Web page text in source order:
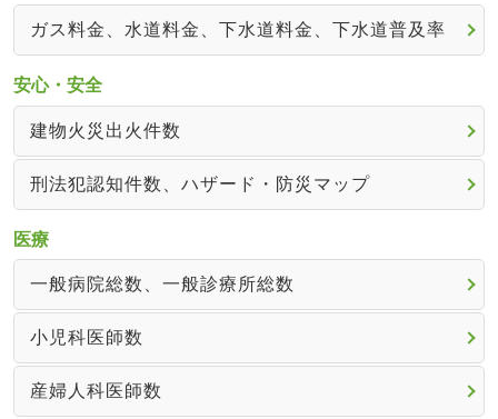
ガス料金、水道料金、下水道料金、下水道普及率
安心・安全
建物火災出火件数
刑法犯認知件数、ハザード・防災マップ
医療
一般病院総数、一般診療所総数
小児科医師数
産婦人科医師数